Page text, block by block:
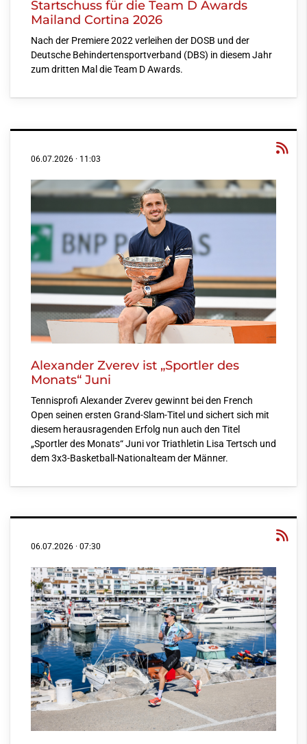
Startschuss für die Team D Awards
Mailand Cortina 2026
Nach der Premiere 2022 verleihen der DOSB und der
Deutsche Behindertensportverband (DBS) in diesem Jahr
zum dritten Mal die Team D Awards.
06.07.2026 · 11:03
Alexander Zverev ist „Sportler des
Monats“ Juni
Tennisprofi Alexander Zverev gewinnt bei den French
Open seinen ersten Grand-Slam-Titel und sichert sich mit
diesem herausragenden Erfolg nun auch den Titel
„Sportler des Monats“ Juni vor Triathletin Lisa Tertsch und
dem 3x3-Basketball-Nationalteam der Männer.
06.07.2026 · 07:30